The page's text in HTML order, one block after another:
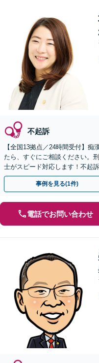
不起訴
【全国13拠点／24時間受付】
たら、すぐにご相談ください。
士がスピード対応します！不起
動を行います。
事例を見る(1件)
電話でお問い合わせ